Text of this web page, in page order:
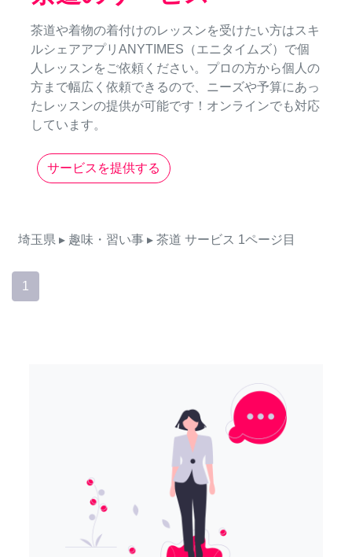
茶道や着物の着付けのレッスンを受けたい方はスキ
ルシェアアプリANYTIMES（エニタイムズ）で個
人レッスンをご依頼ください。プロの方から個人の
方まで幅広く依頼できるので、ニーズや予算にあっ
たレッスンの提供が可能です！オンラインでも対応
しています。
サービスを提供する
埼玉県 ▸ 趣味・習い事 ▸ 茶道 サービス 1ページ目
1